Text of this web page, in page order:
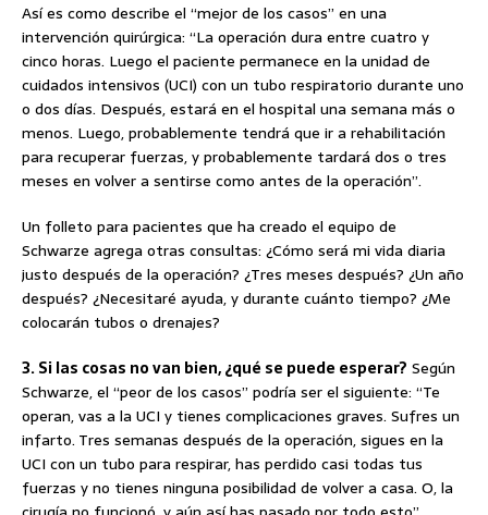
Así es como describe el “mejor de los casos” en una
intervención quirúrgica: “La operación dura entre cuatro y
cinco horas. Luego el paciente permanece en la unidad de
cuidados intensivos (UCI) con un tubo respiratorio durante uno
o dos días. Después, estará en el hospital una semana más o
menos. Luego, probablemente tendrá que ir a rehabilitación
para recuperar fuerzas, y probablemente tardará dos o tres
meses en volver a sentirse como antes de la operación”.
Un folleto para pacientes que ha creado el equipo de
Schwarze agrega otras consultas: ¿Cómo será mi vida diaria
justo después de la operación? ¿Tres meses después? ¿Un año
después? ¿Necesitaré ayuda, y durante cuánto tiempo? ¿Me
colocarán tubos o drenajes?
3. Si las cosas no van bien, ¿qué se puede esperar? Según
Schwarze, el “peor de los casos” podría ser el siguiente: “Te
operan, vas a la UCI y tienes complicaciones graves. Sufres un
infarto. Tres semanas después de la operación, sigues en la
UCI con un tubo para respirar, has perdido casi todas tus
fuerzas y no tienes ninguna posibilidad de volver a casa. O, la